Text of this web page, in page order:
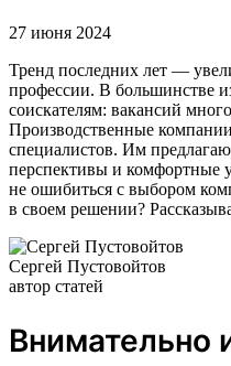
27 июня 2024
Тренд последних лет —
профессии. В большинстве
соискателям: вакансий
Производственные
специалистов. Им
перспективы и комфортные
не ошибиться с выбором
в своем решении?
Сергей Пустовойтов
автор статей
Внимательно